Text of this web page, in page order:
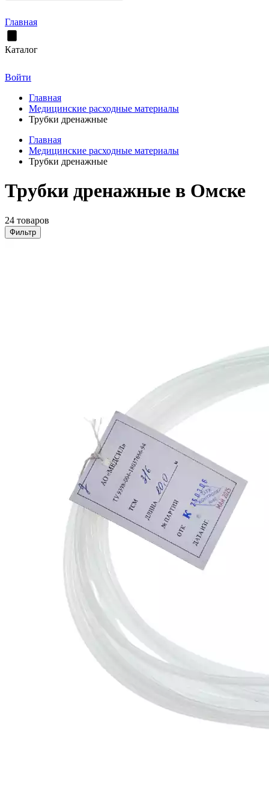
Главная
Каталог
Войти
Главная
Медицинские расходные материалы
Трубки дренажные
Главная
Медицинские расходные материалы
Трубки дренажные
Трубки дренажные в Омске
24 товаров
Фильтр